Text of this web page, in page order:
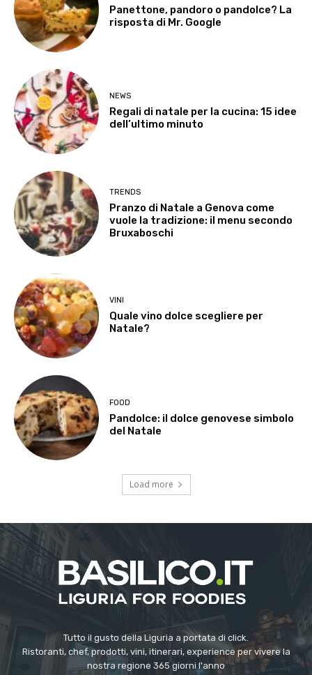
Panettone, pandoro o pandolce? La
risposta di Mr. Google
NEWS
Regali di natale per la cucina: 15 idee
dell’ultimo minuto
TRENDS
Pranzo di Natale a Genova come
vuole la tradizione: il menu secondo
Bruxaboschi
VINI
Quale vino dolce scegliere per
Natale?
FOOD
Pandolce: il dolce genovese simbolo
del Natale
Load more
Tutto il gusto della Liguria a portata di click.
Ristoranti, chef, prodotti, vini, itinerari, experience per vivere la
nostra regione 365 giorni l'anno